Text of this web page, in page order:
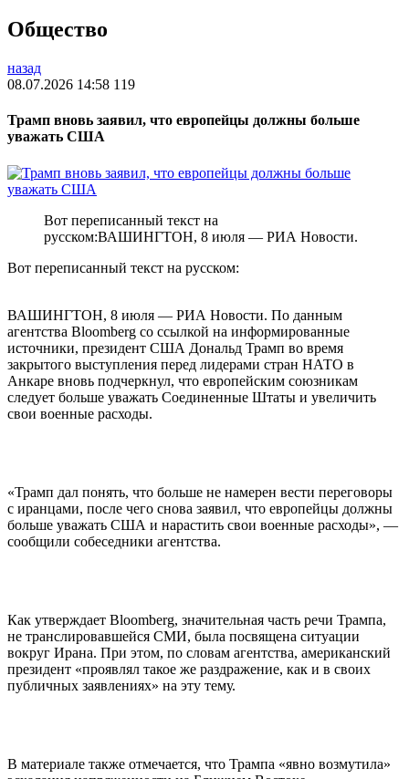
Общество
назад
08.07.2026 14:58 119
Трамп вновь заявил, что европейцы должны больше
уважать США
Вот переписанный текст на
русском:ВАШИНГТОН, 8 июля — РИА Новости.
Вот переписанный текст на русском:
ВАШИНГТОН, 8 июля — РИА Новости. По данным
агентства Bloomberg со ссылкой на информированные
источники, президент США Дональд Трамп во время
закрытого выступления перед лидерами стран НАТО в
Анкаре вновь подчеркнул, что европейским союзникам
следует больше уважать Соединенные Штаты и увеличить
свои военные расходы.
«Трамп дал понять, что больше не намерен вести переговоры
с иранцами, после чего снова заявил, что европейцы должны
больше уважать США и нарастить свои военные расходы», —
сообщили собеседники агентства.
Как утверждает Bloomberg, значительная часть речи Трампа,
не транслировавшейся СМИ, была посвящена ситуации
вокруг Ирана. При этом, по словам агентства, американский
президент «проявлял такое же раздражение, как и в своих
публичных заявлениях» на эту тему.
В материале также отмечается, что Трампа «явно возмутила»